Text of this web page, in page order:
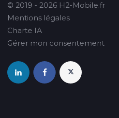
© 2019 - 2026 H2-Mobile.fr
Mentions légales
Charte IA
Gérer mon consentement